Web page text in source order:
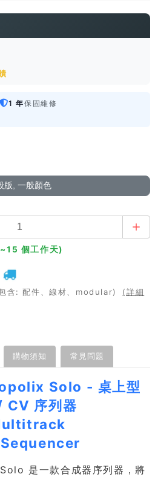
1 年保固維修
版, 一般顏色
個工作天)
含: 配件、線材、modular)
(詳細
購物須知 常見問題
Solo - 桌上型
CV 序列器
是一款合成器序列器，將